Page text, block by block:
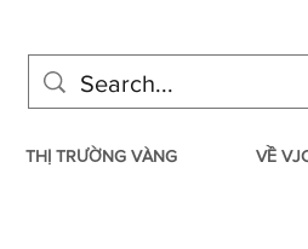
THỊ TRƯỜNG VÀNG VỀ